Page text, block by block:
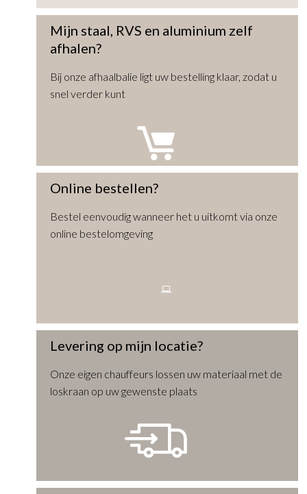
Mijn staal, RVS en aluminium zelf
afhalen?
Bij onze afhaalbalie ligt uw bestelling klaar, zodat u
snel verder kunt
Online bestellen?
Bestel eenvoudig wanneer het u uitkomt via onze
online bestelomgeving
Levering op mijn locatie?
Onze eigen chauffeurs lossen uw materiaal met de
loskraan op uw gewenste plaats